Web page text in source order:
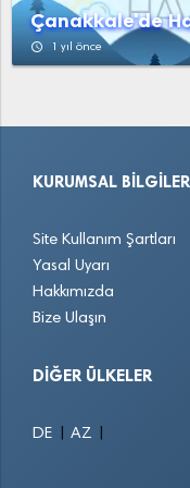
Çanakkale'de
access_time 1 yıl önce
KURUMSAL BILGILER
Site Kullanım Şartları
Yasal Uyarı
Hakkımızda
Bize Ulaşın
DIĞER ÜLKELER
DE AZ